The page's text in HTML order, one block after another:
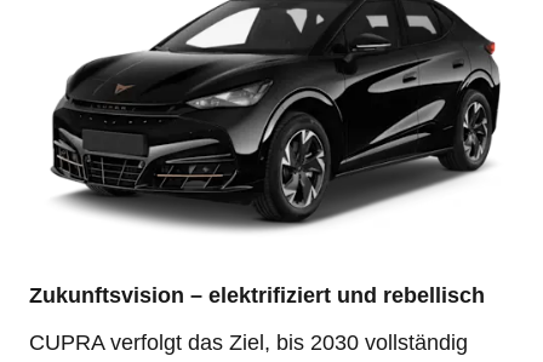
Zukunftsvision – elektrifiziert und rebellisch
CUPRA verfolgt das Ziel, bis 2030 vollständig